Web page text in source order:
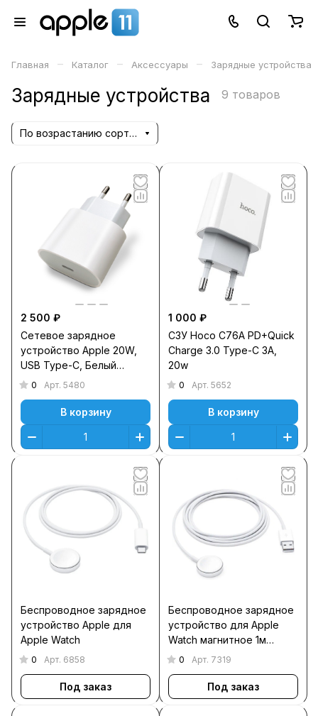
Главная – Каталог – Аксессуары – Зарядные устройства
Зарядные устройства 9 товаров
По возрастанию сортировки
2 500 ₽
Сетевое зарядное
устройство Apple 20W,
USB Type-C, Белый
MHJE3ZM/A
0 Арт. 5480
В корзину
1 000 ₽
СЗУ Hoco C76A PD+Quick
Charge 3.0 Type-C 3A,
20w
0 Арт. 5652
В корзину
Беспроводное зарядное
устройство Apple для
Apple Watch
0 Арт. 6858
Под заказ
Беспроводное зарядное
устройство для Apple
Watch магнитное 1м
белое
0 Арт. 7319
Под заказ